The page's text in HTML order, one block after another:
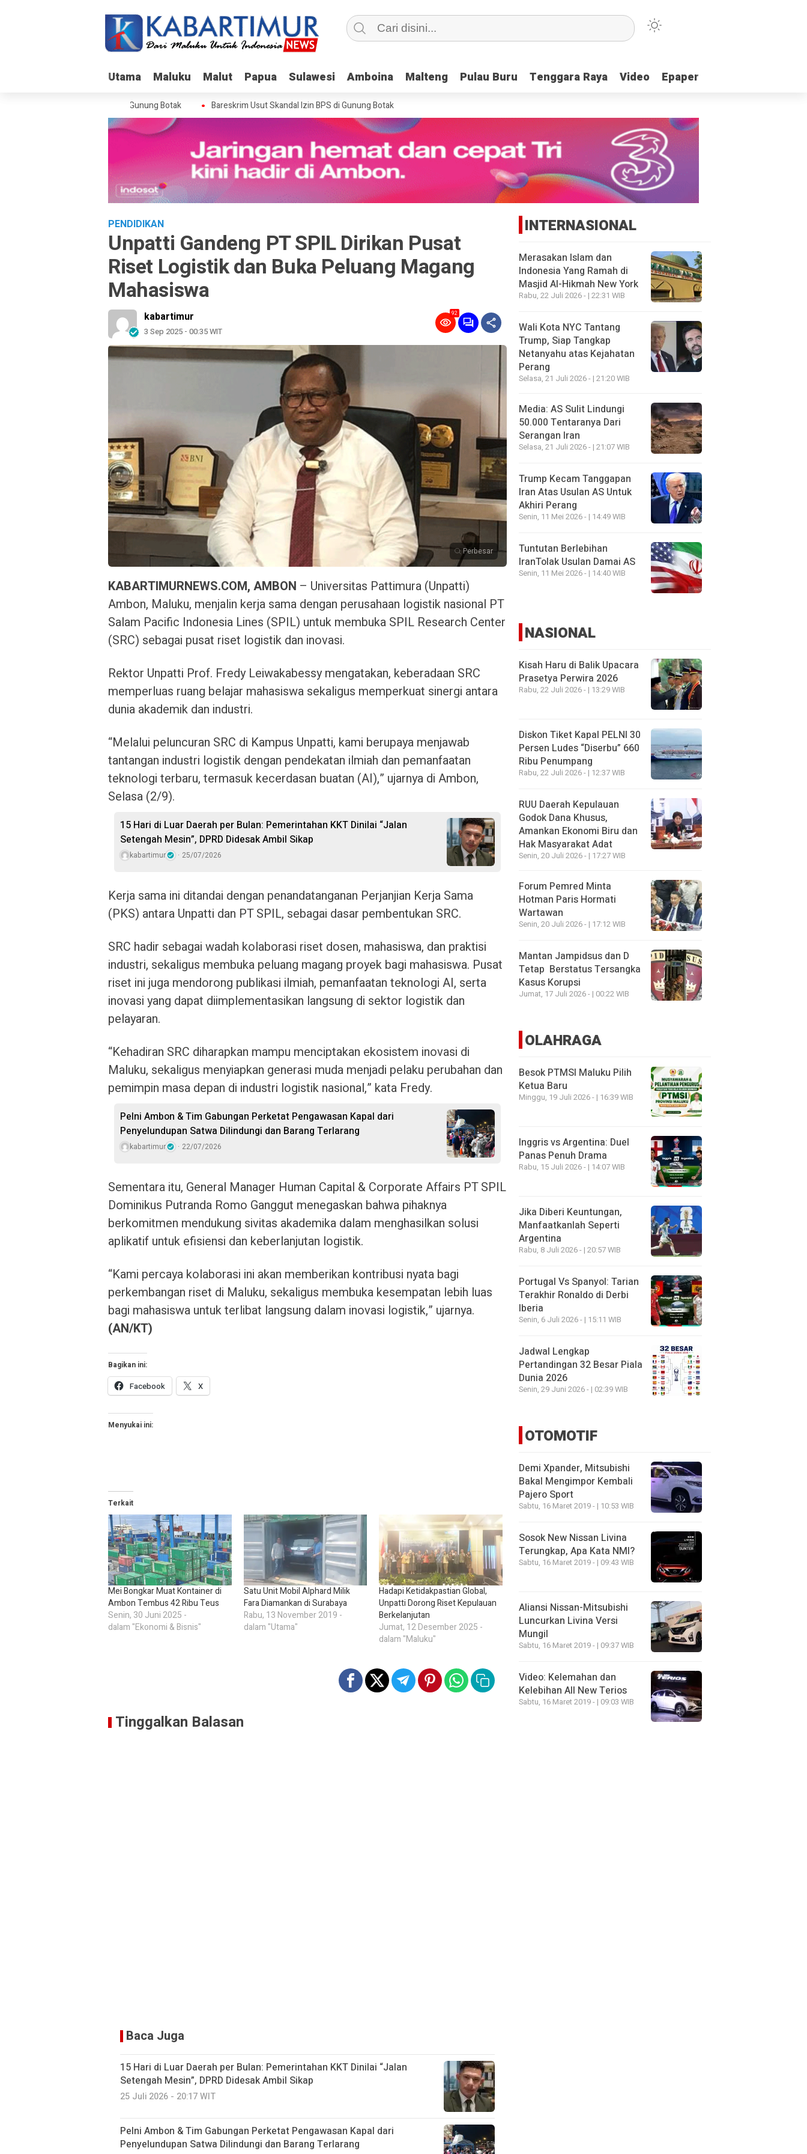
Utama Maluku Malut Papua Sulawesi Amboina Malteng Pulau Buru Tenggara Raya Video Epaper
Utama Maluku Malut Papua Sulawesi Amboina Malteng Pulau Buru Tenggara Raya Video Epaper
Usut Skandal Izin BPS di Gunung Botak Bareskrim Usut Skandal Izin BPS di Gunung Botak
PENDIDIKAN
Unpatti Gandeng PT SPIL Dirikan Pusat
Riset Logistik dan Buka Peluang Magang
Mahasiswa
kabartimur
3 Sep 2025 - 00:35 WIT
92
Perbesar
KABARTIMURNEWS.COM, AMBON – Universitas Pattimura (Unpatti)
Ambon, Maluku, menjalin kerja sama dengan perusahaan logistik nasional PT
Salam Pacific Indonesia Lines (SPIL) untuk membuka SPIL Research Center
(SRC) sebagai pusat riset logistik dan inovasi.
Rektor Unpatti Prof. Fredy Leiwakabessy mengatakan, keberadaan SRC
memperluas ruang belajar mahasiswa sekaligus memperkuat sinergi antara
dunia akademik dan industri.
“Melalui peluncuran SRC di Kampus Unpatti, kami berupaya menjawab
tantangan industri logistik dengan pendekatan ilmiah dan pemanfaatan
teknologi terbaru, termasuk kecerdasan buatan (AI),” ujarnya di Ambon,
Selasa (2/9).
15 Hari di Luar Daerah per Bulan: Pemerintahan KKT Dinilai “Jalan
Setengah Mesin”, DPRD Didesak Ambil Sikap
kabartimur 25/07/2026
Kerja sama ini ditandai dengan penandatanganan Perjanjian Kerja Sama
(PKS) antara Unpatti dan PT SPIL, sebagai dasar pembentukan SRC.
SRC hadir sebagai wadah kolaborasi riset dosen, mahasiswa, dan praktisi
industri, sekaligus membuka peluang magang proyek bagi mahasiswa. Pusat
riset ini juga mendorong publikasi ilmiah, pemanfaatan teknologi AI, serta
inovasi yang dapat diimplementasikan langsung di sektor logistik dan
pelayaran.
“Kehadiran SRC diharapkan mampu menciptakan ekosistem inovasi di
Maluku, sekaligus menyiapkan generasi muda menjadi pelaku perubahan dan
pemimpin masa depan di industri logistik nasional,” kata Fredy.
Pelni Ambon & Tim Gabungan Perketat Pengawasan Kapal dari
Penyelundupan Satwa Dilindungi dan Barang Terlarang
kabartimur 22/07/2026
Sementara itu, General Manager Human Capital & Corporate Affairs PT SPIL
Dominikus Putranda Romo Ganggut menegaskan bahwa pihaknya
berkomitmen mendukung sivitas akademika dalam menghasilkan solusi
aplikatif untuk efisiensi dan keberlanjutan logistik.
“Kami percaya kolaborasi ini akan memberikan kontribusi nyata bagi
perkembangan riset di Maluku, sekaligus membuka kesempatan lebih luas
bagi mahasiswa untuk terlibat langsung dalam inovasi logistik,” ujarnya.
(AN/KT)
Bagikan ini:
Facebook X
Menyukai ini:
Terkait
Mei Bongkar Muat Kontainer di
Ambon Tembus 42 Ribu Teus
Senin, 30 Juni 2025 -
dalam "Ekonomi & Bisnis"
Satu Unit Mobil Alphard Milik
Fara Diamankan di Surabaya
Rabu, 13 November 2019 -
dalam "Utama"
Hadapi Ketidakpastian Global,
Unpatti Dorong Riset Kepulauan
Berkelanjutan
Jumat, 12 Desember 2025 -
dalam "Maluku"
Tinggalkan Balasan
Baca Juga
15 Hari di Luar Daerah per Bulan: Pemerintahan KKT Dinilai “Jalan
Setengah Mesin”, DPRD Didesak Ambil Sikap
25 Juli 2026 - 20:17 WIT
Pelni Ambon & Tim Gabungan Perketat Pengawasan Kapal dari
Penyelundupan Satwa Dilindungi dan Barang Terlarang
INTERNASIONAL
Merasakan Islam dan
Indonesia Yang Ramah di
Masjid Al-Hikmah New York
Rabu, 22 Juli 2026 - | 22:31 WIB
Wali Kota NYC Tantang
Trump, Siap Tangkap
Netanyahu atas Kejahatan
Perang
Selasa, 21 Juli 2026 - | 21:20 WIB
Media: AS Sulit Lindungi
50.000 Tentaranya Dari
Serangan Iran
Selasa, 21 Juli 2026 - | 21:07 WIB
Trump Kecam Tanggapan
Iran Atas Usulan AS Untuk
Akhiri Perang
Senin, 11 Mei 2026 - | 14:49 WIB
Tuntutan Berlebihan
IranTolak Usulan Damai AS
Senin, 11 Mei 2026 - | 14:40 WIB
NASIONAL
Kisah Haru di Balik Upacara
Prasetya Perwira 2026
Rabu, 22 Juli 2026 - | 13:29 WIB
Diskon Tiket Kapal PELNI 30
Persen Ludes “Diserbu” 660
Ribu Penumpang
Rabu, 22 Juli 2026 - | 12:37 WIB
RUU Daerah Kepulauan
Godok Dana Khusus,
Amankan Ekonomi Biru dan
Hak Masyarakat Adat
Senin, 20 Juli 2026 - | 17:27 WIB
Forum Pemred Minta
Hotman Paris Hormati
Wartawan
Senin, 20 Juli 2026 - | 17:12 WIB
Mantan Jampidsus dan D
Tetap Berstatus Tersangka
Kasus Korupsi
Jumat, 17 Juli 2026 - | 00:22 WIB
OLAHRAGA
Besok PTMSI Maluku Pilih
Ketua Baru
Minggu, 19 Juli 2026 - | 16:39 WIB
Inggris vs Argentina: Duel
Panas Penuh Drama
Rabu, 15 Juli 2026 - | 14:07 WIB
Jika Diberi Keuntungan,
Manfaatkanlah Seperti
Argentina
Rabu, 8 Juli 2026 - | 20:57 WIB
Portugal Vs Spanyol: Tarian
Terakhir Ronaldo di Derbi
Iberia
Senin, 6 Juli 2026 - | 15:11 WIB
Jadwal Lengkap
Pertandingan 32 Besar Piala
Dunia 2026
Senin, 29 Juni 2026 - | 02:39 WIB
OTOMOTIF
Demi Xpander, Mitsubishi
Bakal Mengimpor Kembali
Pajero Sport
Sabtu, 16 Maret 2019 - | 10:53 WIB
Sosok New Nissan Livina
Terungkap, Apa Kata NMI?
Sabtu, 16 Maret 2019 - | 09:43 WIB
Aliansi Nissan-Mitsubishi
Luncurkan Livina Versi
Mungil
Sabtu, 16 Maret 2019 - | 09:37 WIB
Video: Kelemahan dan
Kelebihan All New Terios
Sabtu, 16 Maret 2019 - | 09:03 WIB